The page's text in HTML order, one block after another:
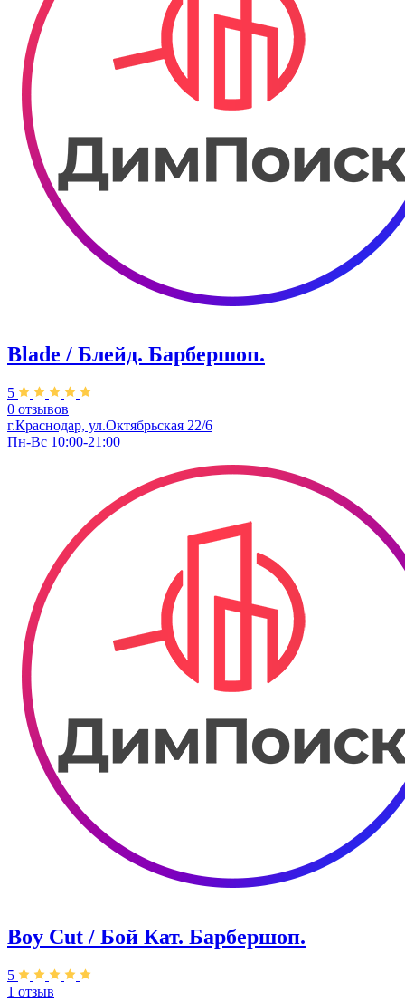
Blade / Блейд. Барбершоп.
5
0 отзывов
г.Краснодар, ул.Октябрьская 22/6
Пн-Вс 10:00-21:00
Boy Cut / Бой Кат. Барбершоп.
5
1 отзыв